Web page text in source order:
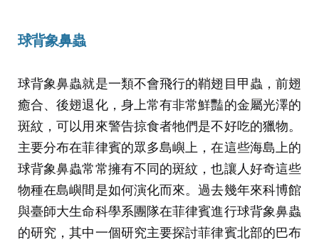
球背象鼻蟲
球背象鼻蟲就是一類不會飛行的鞘翅目甲蟲，前翅
癒合、後翅退化，身上常有非常鮮豔的金屬光澤的
斑紋，可以用來警告掠食者牠們是不好吃的獵物。
主要分布在菲律賓的眾多島嶼上，在這些海島上的
球背象鼻蟲常常擁有不同的斑紋，也讓人好奇這些
物種在島嶼間是如何演化而來。過去幾年來科博館
與臺師大生命科學系團隊在菲律賓進行球背象鼻蟲
的研究，其中一個研究主要探討菲律賓北部的巴布